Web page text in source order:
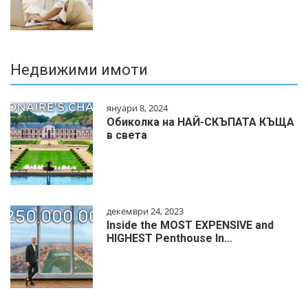
Недвижими имоти
януари 8, 2024
Обиколка на НАЙ-СКЪПАТА КЪЩА
в света
декември 24, 2023
Inside the MOST EXPENSIVE and
HIGHEST Penthouse In…